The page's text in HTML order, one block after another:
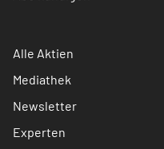
Alle Aktien
Mediathek
Newsletter
Experten